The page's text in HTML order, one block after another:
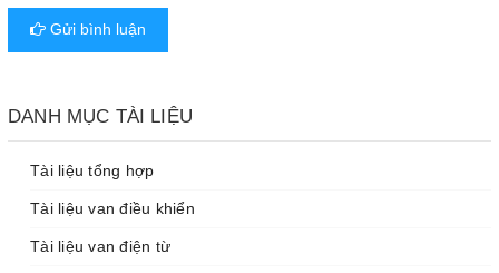
Gửi bình luận
DANH MỤC TÀI LIỆU
Tài liệu tổng hợp
Tài liệu van điều khiển
Tài liệu van điện từ